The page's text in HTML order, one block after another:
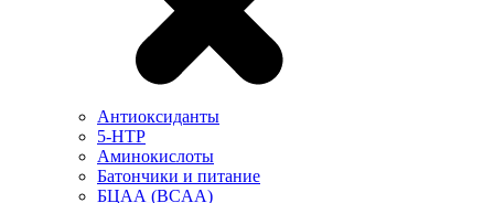
Антиоксиданты
5-HTP
Аминокислоты
Батончики и питание
БЦАА (BCAA)